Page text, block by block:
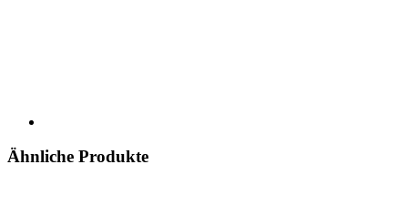
Ähnliche Produkte